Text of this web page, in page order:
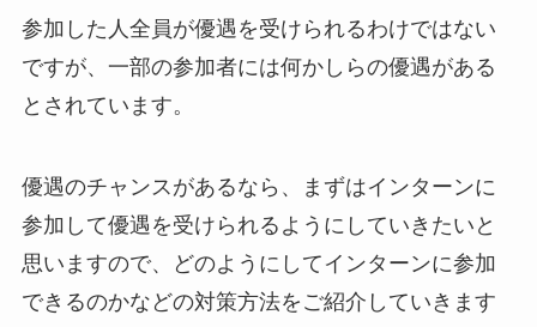
参加した人全員が優遇を受けられるわけではない
ですが、一部の参加者には何かしらの優遇がある
とされています。
優遇のチャンスがあるなら、まずはインターンに
参加して優遇を受けられるようにしていきたいと
思いますので、どのようにしてインターンに参加
できるのかなどの対策方法をご紹介していきます